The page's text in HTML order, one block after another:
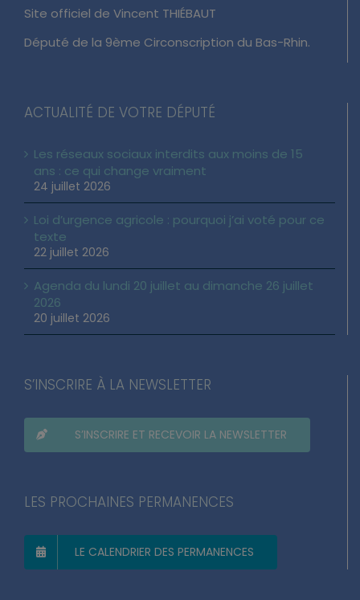
Site officiel de Vincent THIÉBAUT
Député de la 9ème Circonscription du Bas-Rhin.
ACTUALITÉ DE VOTRE DÉPUTÉ
Les réseaux sociaux interdits aux moins de 15
ans : ce qui change vraiment
24 juillet 2026
Loi d’urgence agricole : pourquoi j’ai voté pour ce
texte
22 juillet 2026
Agenda du lundi 20 juillet au dimanche 26 juillet
2026
20 juillet 2026
S’INSCRIRE À LA NEWSLETTER
S’INSCRIRE ET RECEVOIR LA NEWSLETTER
LES PROCHAINES PERMANENCES
LE CALENDRIER DES PERMANENCES